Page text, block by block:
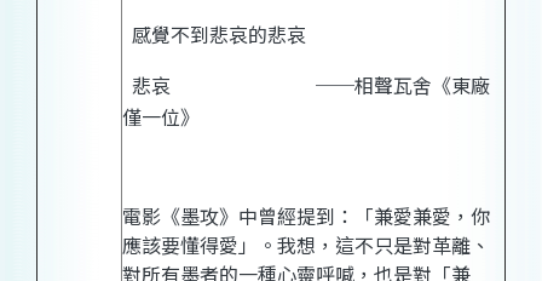
感覺不到悲哀的悲哀
悲哀
──相聲瓦舍《東廠
僅一位》
電影《墨攻》中曾經提到：「兼愛兼愛，你
應該要懂得愛」。我想，這不只是對革離、
對所有墨者的一種心靈呼喊，也是對「兼